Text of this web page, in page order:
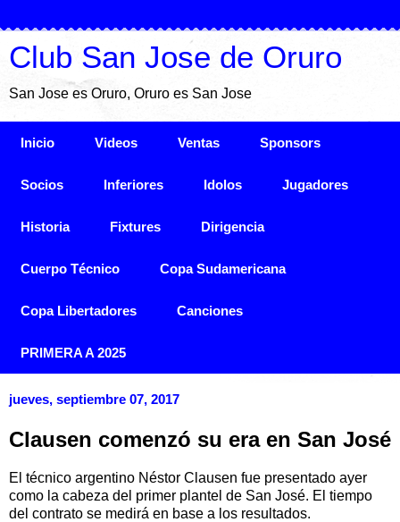
Club San Jose de Oruro
San Jose es Oruro, Oruro es San Jose
Inicio Videos Ventas Sponsors
Socios Inferiores Idolos Jugadores
Historia Fixtures Dirigencia
Cuerpo Técnico Copa Sudamericana
Copa Libertadores Canciones
PRIMERA A 2025
jueves, septiembre 07, 2017
Clausen comenzó su era en San José
El técnico argentino Néstor Clausen fue presentado ayer
como la cabeza del primer plantel de San José. El tiempo
del contrato se medirá en base a los resultados.